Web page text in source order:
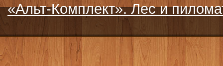
«Альт-Комплект». Лес и